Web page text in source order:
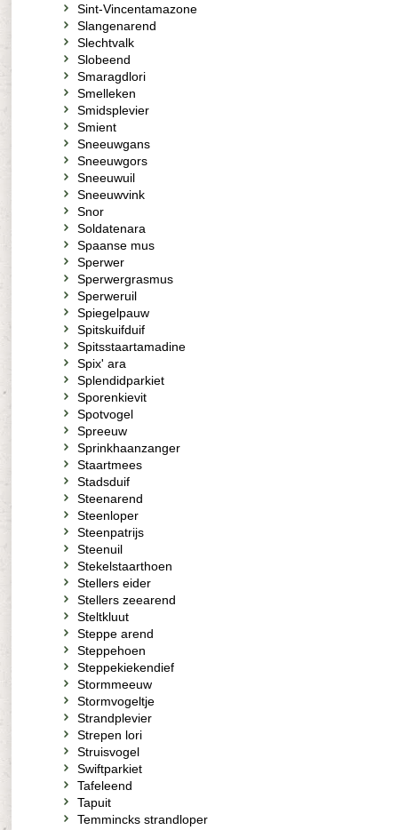
Sint-Vincentamazone
Slangenarend
Slechtvalk
Slobeend
Smaragdlori
Smelleken
Smidsplevier
Smient
Sneeuwgans
Sneeuwgors
Sneeuwuil
Sneeuwvink
Snor
Soldatenara
Spaanse mus
Sperwer
Sperwergrasmus
Sperweruil
Spiegelpauw
Spitskuifduif
Spitsstaartamadine
Spix' ara
Splendidparkiet
Sporenkievit
Spotvogel
Spreeuw
Sprinkhaanzanger
Staartmees
Stadsduif
Steenarend
Steenloper
Steenpatrijs
Steenuil
Stekelstaarthoen
Stellers eider
Stellers zeearend
Steltkluut
Steppe arend
Steppehoen
Steppekiekendief
Stormmeeuw
Stormvogeltje
Strandplevier
Strepen lori
Struisvogel
Swiftparkiet
Tafeleend
Tapuit
Temmincks strandloper